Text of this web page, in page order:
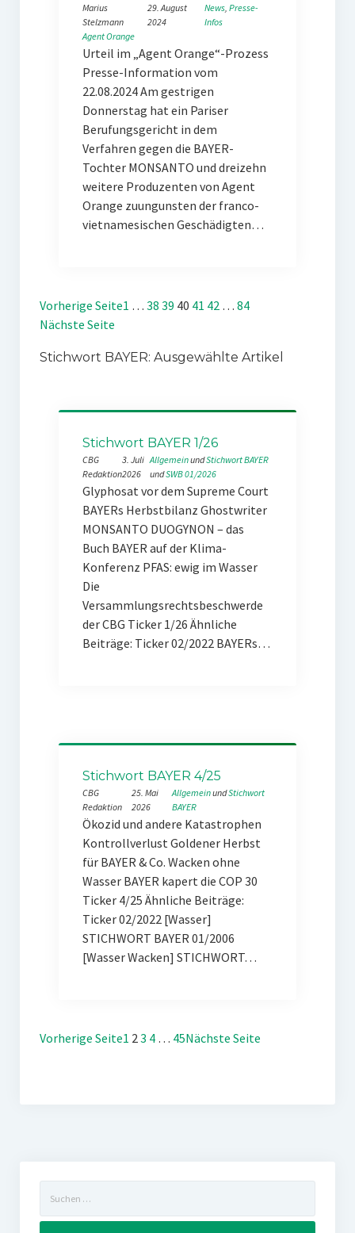
Marius
Stelzmann
29. August
2024
News, Presse-
Infos
Agent Orange
Urteil im „Agent Orange“-Prozess
Presse-Information vom
22.08.2024 Am gestrigen
Donnerstag hat ein Pariser
Berufungsgericht in dem
Verfahren gegen die BAYER-
Tochter MONSANTO und dreizehn
weitere Produzenten von Agent
Orange zuungunsten der franco-
vietnamesischen Geschädigten…
Vorherige Seite1 … 38 39 40 41 42 … 84
Nächste Seite
Stichwort BAYER: Ausgewählte Artikel
Stichwort BAYER 1/26
CBG
Redaktion
3. Juli
2026
Allgemein und Stichwort BAYER
und SWB 01/2026
Glyphosat vor dem Supreme Court
BAYERs Herbstbilanz Ghostwriter
MONSANTO DUOGYNON – das
Buch BAYER auf der Klima-
Konferenz PFAS: ewig im Wasser
Die
Versammlungsrechtsbeschwerde
der CBG Ticker 1/26 Ähnliche
Beiträge: Ticker 02/2022 BAYERs…
Stichwort BAYER 4/25
CBG
Redaktion
25. Mai
2026
Allgemein und Stichwort
BAYER
Ökozid und andere Katastrophen
Kontrollverlust Goldener Herbst
für BAYER & Co. Wacken ohne
Wasser BAYER kapert die COP 30
Ticker 4/25 Ähnliche Beiträge:
Ticker 02/2022 [Wasser]
STICHWORT BAYER 01/2006
[Wasser Wacken] STICHWORT…
Vorherige Seite1 23 4 … 45Nächste Seite
nach: